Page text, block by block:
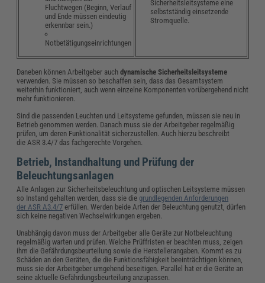
Fluchtwegen (Beginn, Verlauf
und Ende müssen eindeutig
erkennbar sein.)
Notbetätigungseinrichtungen
Sicherheitsleitsysteme eine
selbstständig einsetzende
Stromquelle.
Daneben können Arbeitgeber auchdynamische Sicherheitsleitsysteme
verwenden. Sie müssen so beschaffen sein, dass das Gesamtsystem
weiterhin funktioniert, auch wenn einzelne Komponenten vorübergehend nicht
mehr funktionieren.
Sind die passenden Leuchten und Leitsysteme gefunden, müssen sie neu in
Betrieb genommen werden. Danach muss sie der Arbeitgeber regelmäßig
prüfen, um deren Funktionalität sicherzustellen. Auch hierzu beschreibt
die ASR 3.4/7 das fachgerechte Vorgehen.
Betrieb, Instandhaltung und Prüfung der
Beleuchtungsanlagen
Alle Anlagen zur Sicherheitsbeleuchtung und optischen Leitsysteme müssen
so Instand gehalten werden, dass sie diegrundlegenden Anforderungen
der ASR A3.4/7 erfüllen. Werden beide Arten der Beleuchtung genutzt, dürfen
sich keine negativen Wechselwirkungen ergeben.
Unabhängig davon muss der Arbeitgeber alle Geräte zur Notbeleuchtung
regelmäßig warten und prüfen. Welche Prüffristen er beachten muss, zeigen
ihm die Gefährdungsbeurteilung sowie die Herstellerangaben. Kommt es zu
Schäden an den Geräten, die die Funktionsfähigkeit beeinträchtigen können,
muss sie der Arbeitgeber umgehend beseitigen. Parallel hat er die Geräte an
seine aktuelle Gefährdungsbeurteilung anzupassen.